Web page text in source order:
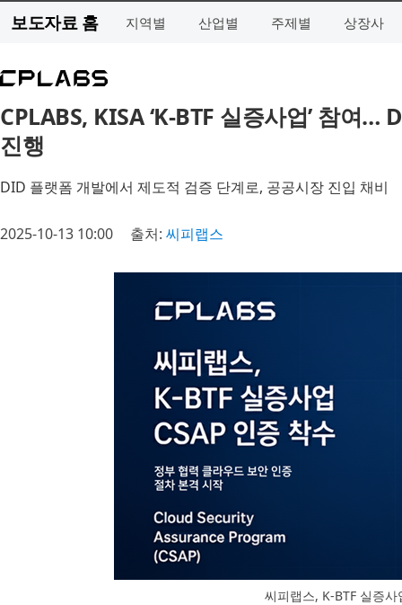
보도자료 홈 지역별 산업별 주제별 상장사
CPLABS, KISA ‘K-BTF 실증사업’ 참여…
진행
DID 플랫폼 개발에서 제도적 검증 단계로, 공공시장 진입 채비
2025-10-13 10:00 출처: 씨피랩스
씨피랩스, K-BTF 실증사